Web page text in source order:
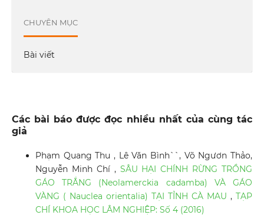
CHUYÊN MỤC
Bài viết
Các bài báo được đọc nhiều nhất của cùng tác
giả
Phạm Quang Thu , Lê Văn Bình``, Võ Ngươn Thảo,
Nguyễn Minh Chí , SÂU HẠI CHÍNH RỪNG TRỒNG
GÁO TRẮNG (Neolamerckia cadamba) VÀ GÁO
VÀNG ( Nauclea orientalia) TẠI TỈNH CÀ MAU,TẠP
CHÍ KHOA HỌC LÂM NGHIỆP: Số 4 (2016)